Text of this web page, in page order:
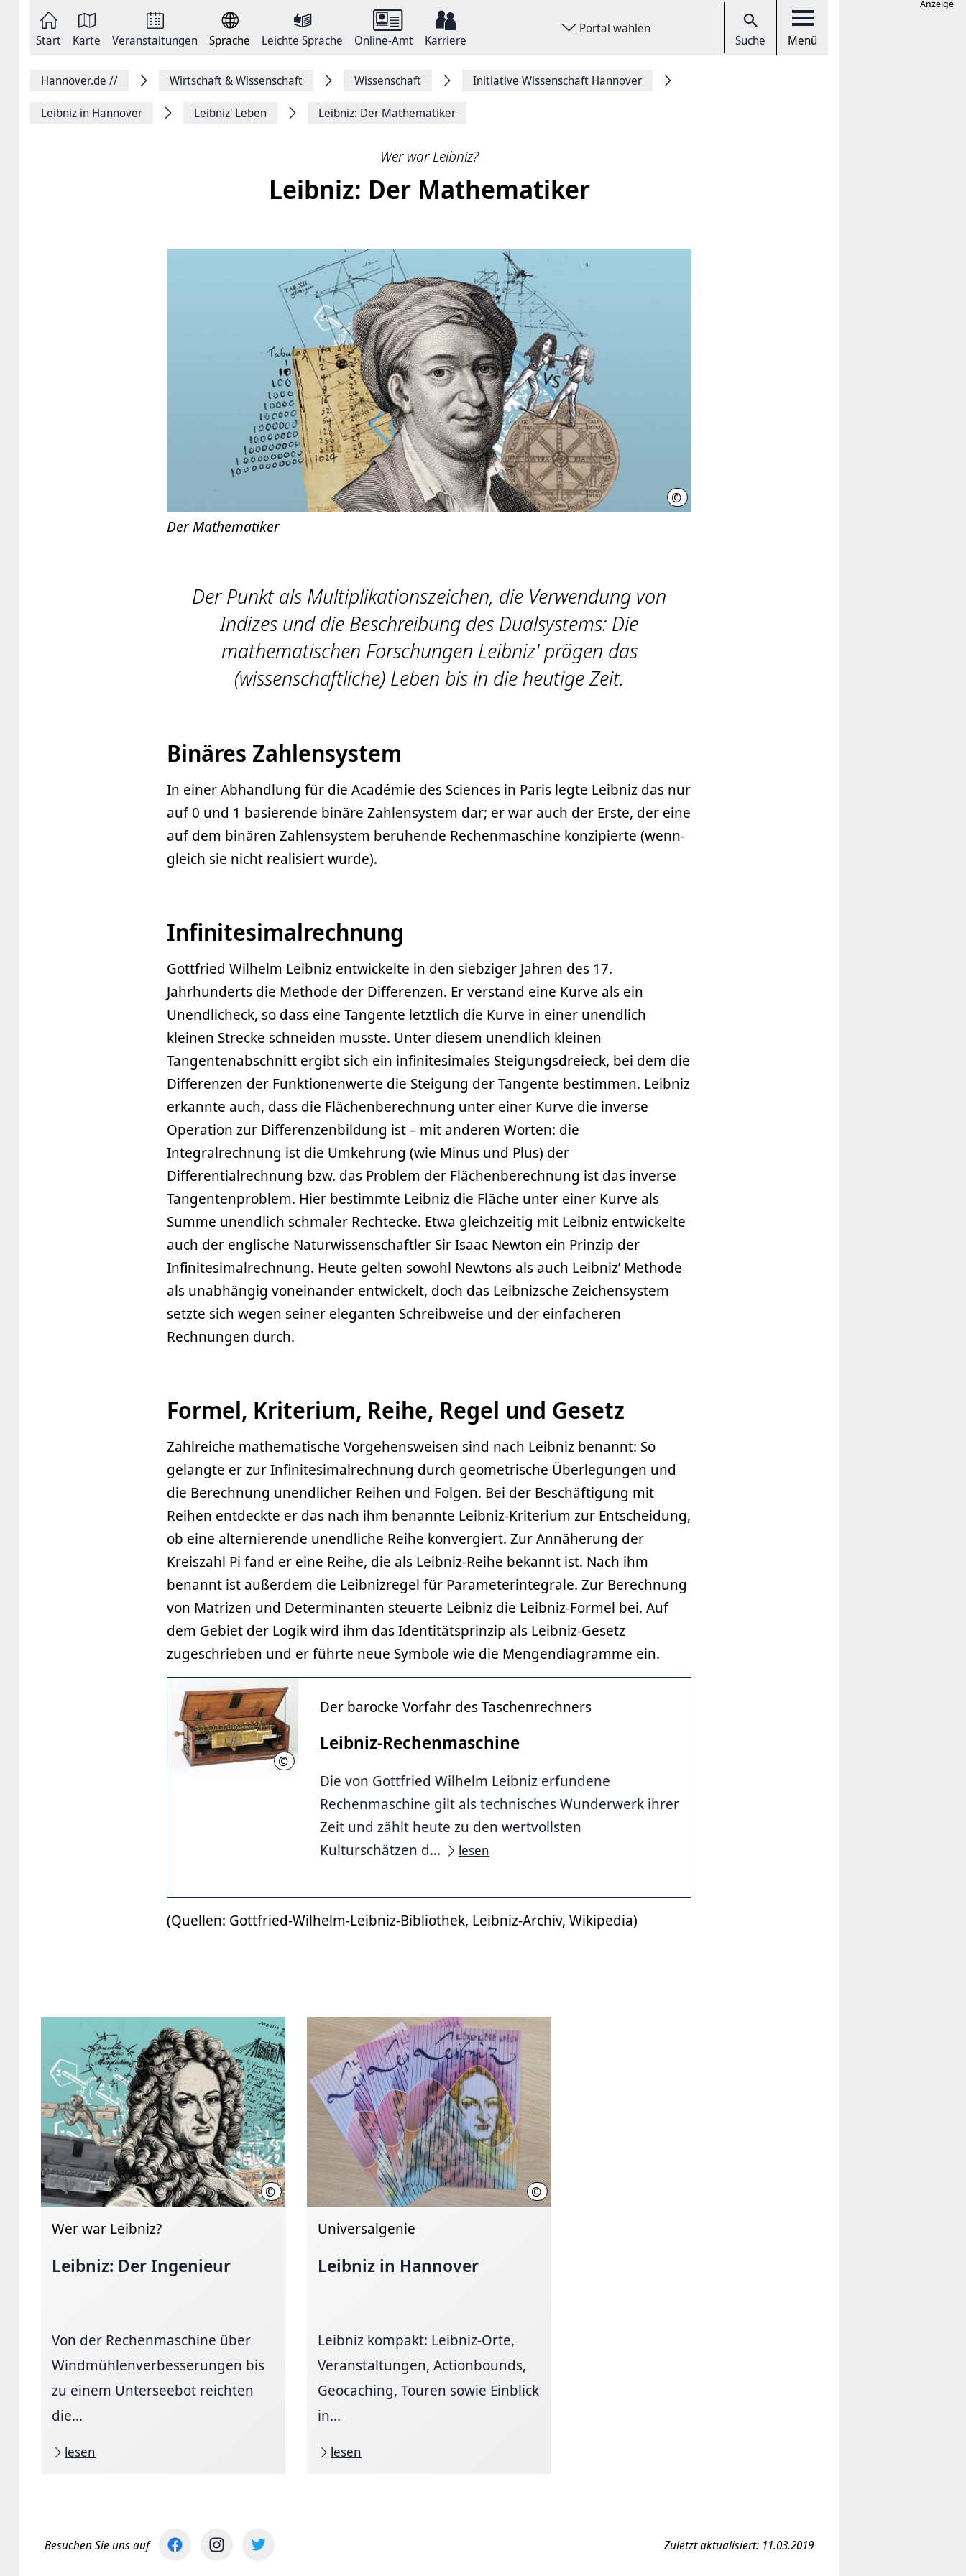
springen
Start Karte Veranstaltungen Sprache Leichte Sprache Online-Amt Karriere
Portal wählen
Suche Menü
FacebookHannover.de // Wirtschaft & Wissenschaft Wissenschaft Initiative Wissenschaft Hannover
Leibniz in Hannover Leibniz' Leben Leibniz: Der Mathematiker
Wer war Leibniz?
Leibniz: Der Mathematiker
© Zumhohenufer
Der Mathematiker
Der Punkt als Multiplikations­zeichen, die Verwendung von
Indizes und die Beschreibung des Dualsystems: Die
mathematischen Forschungen Leibniz' prägen das
(wissenschaftliche) Leben bis in die heutige Zeit.
Binäres Zahlensystem
In einer Abhandlung für die Académie des Sciences in Paris legte Leibniz das nur
auf 0 und 1 basierende binäre Zahlensystem dar; er war auch der Erste, der eine
auf dem binären Zahlensystem beru­hende Rechenmaschine konzipierte (wenn­
gleich sie nicht realisiert wurde).
Infinitesimalrechnung
Gottfried Wilhelm Leibniz entwickelte in den siebziger Jahren des 17.
Jahrhunderts die Methode der Differenzen. Er verstand eine Kurve als ein
Unendlicheck, so dass eine Tangente letztlich die Kurve in einer unendlich
kleinen Strecke schneiden musste. Unter diesem unendlich kleinen
Tangentenabschnitt ergibt sich ein infinitesimales Steigungsdreieck, bei dem die
Differenzen der Funktionenwerte die Steigung der Tangente bestimmen. Leibniz
erkannte auch, dass die Flächenberechnung unter einer Kurve die inverse
Operation zur Differenzenbildung ist – mit anderen Worten: die
Integralrechnung ist die Umkehrung (wie Minus und Plus) der
Differentialrechnung bzw. das Problem der Flächenberechnung ist das inverse
Tangentenproblem. Hier bestimmte Leibniz die Fläche unter einer Kurve als
Summe unendlich schmaler Rechtecke. Etwa gleichzeitig mit Leibniz entwickelte
auch der englische Naturwissenschaftler Sir Isaac Newton ein Prinzip der
Infinitesimalrechnung. Heute gelten sowohl Newtons als auch Leibniz’ Methode
als unabhängig voneinander entwickelt, doch das Leibnizsche Zeichensystem
setzte sich wegen seiner eleganten Schreibweise und der einfacheren
Rechnungen durch.
Formel, Kriterium, Reihe, Regel und Gesetz
Zahlreiche mathematische Vorgehensweisen sind nach Leibniz benannt: So
gelangte er zur Infinitesimalrechnung durch geometrische Überlegungen und
die Berechnung unendlicher Reihen und Folgen. Bei der Beschäftigung mit
Reihen entdeckte er das nach ihm benannte Leibniz-Kriterium zur Entscheidung,
ob eine alternierende unendliche Reihe konvergiert. Zur Annäherung der
Kreiszahl Pi fand er eine Reihe, die als Leibniz-Reihe bekannt ist. Nach ihm
benannt ist außerdem die Leibnizregel für Parameterintegrale. Zur Berechnung
von Matrizen und Determinanten steuerte Leibniz die Leibniz-Formel bei. Auf
dem Gebiet der Logik wird ihm das Identitätsprinzip als Leibniz-Gesetz
zugeschrieben und er führte neue Symbole wie die Mengendiagramme ein.
© GWLB
Der barocke Vorfahr des Taschenrechners
Leibniz-Rechenmaschine
Die von Gottfried Wilhelm Leibniz erfundene
Rechenmaschine gilt als technisches Wunderwerk ihrer
Zeit und zählt heute zu den wertvollsten
Kulturschätzen d...
lesen
(Quellen: Gottfried-Wilhelm-Leibniz-Bibliothek, Leibniz-Archiv, Wikipedia)
© Kreativagentur Zum Hohen Ufer
Wer war Leibniz?
Leibniz: Der Ingenieur
Von der Rechenmaschine über
Windmühlenverbesserungen bis
zu einem Unterseebot reichten
die...
lesen
© LHH
Universalgenie
Leibniz in Hannover
Leibniz kompakt: Leibniz-Orte,
Veranstaltungen, Actionbounds,
Geocaching, Touren sowie Einblick
in...
lesen
Besuchen Sie uns auf Zuletzt aktualisiert: 11.03.2019
Anzeige